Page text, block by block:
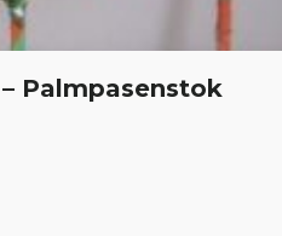
Palmpasenstok